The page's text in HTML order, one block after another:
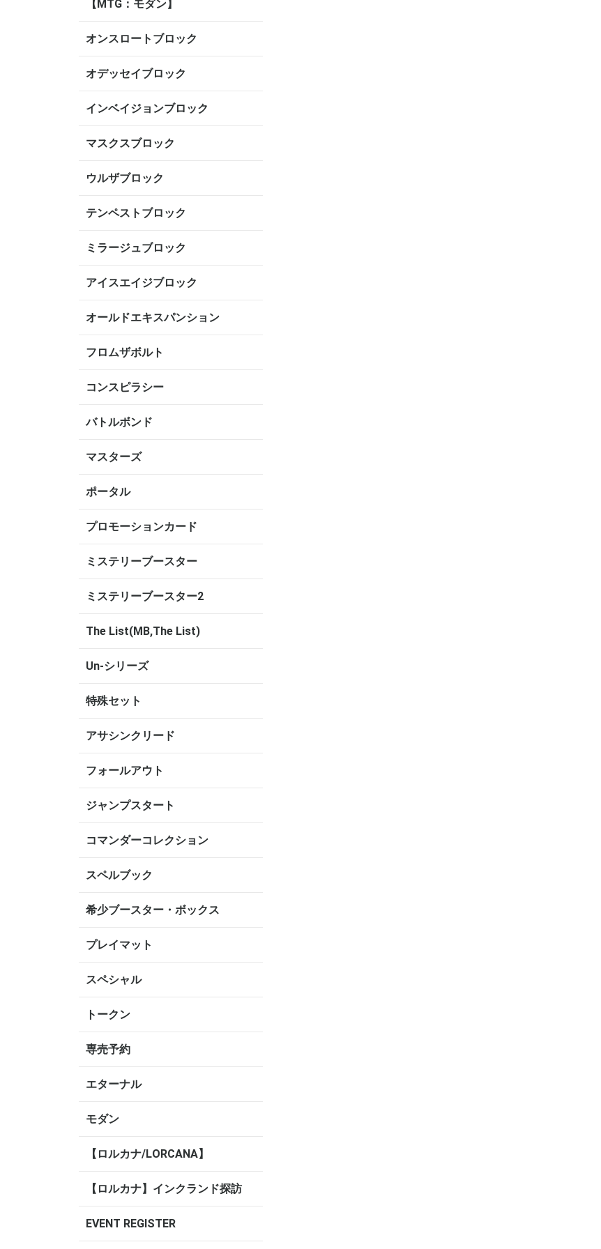
【MTG：モダン】
オンスロートブロック
オデッセイブロック
インベイジョンブロック
マスクスブロック
ウルザブロック
テンペストブロック
ミラージュブロック
アイスエイジブロック
オールドエキスパンション
フロムザボルト
コンスピラシー
バトルボンド
マスターズ
ポータル
プロモーションカード
ミステリーブースター
ミステリーブースター2
The List(MB,The List)
Un-シリーズ
特殊セット
アサシンクリード
フォールアウト
ジャンプスタート
コマンダーコレクション
スペルブック
希少ブースター・ボックス
プレイマット
スペシャル
トークン
専売予約
エターナル
モダン
【ロルカナ/LORCANA】
【ロルカナ】インクランド探訪
EVENT REGISTER